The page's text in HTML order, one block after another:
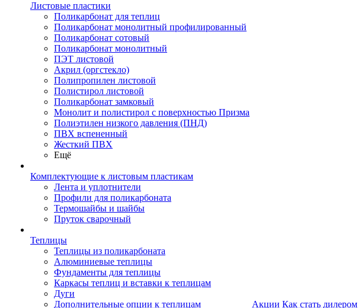
Листовые пластики
Поликарбонат для теплиц
Поликарбонат монолитный профилированный
Поликарбонат сотовый
Поликарбонат монолитный
ПЭТ листовой
Акрил (оргстекло)
Полипропилен листовой
Полистирол листовой
Поликарбонат замковый
Монолит и полистирол с поверхностью Призма
Полиэтилен низкого давления (ПНД)
ПВХ вспененный
Жесткий ПВХ
Ещё
Комплектующие к листовым пластикам
Лента и уплотнители
Профили для поликарбоната
Термошайбы и шайбы
Пруток сварочный
Теплицы
Теплицы из поликарбоната
Алюминиевые теплицы
Фундаменты для теплицы
Каркасы теплиц и вставки к теплицам
Дуги
Дополнительные опции к теплицам
Акции Как стать дилером